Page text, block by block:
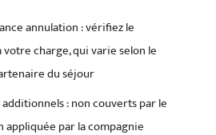
annulation : vérifiez le
charge, qui varie selon le
du séjour
: non couverts par le
par la compagnie